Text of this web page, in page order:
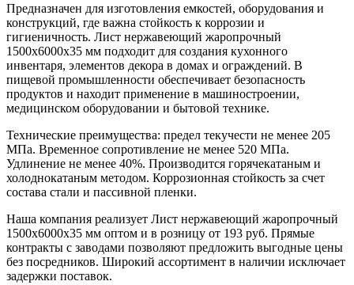
Предназначен для изготовления емкостей, оборудования и
конструкций, где важна стойкость к коррозии и
гигиеничность. Лист нержавеющий жаропрочный
1500х6000х35 мм подходит для создания кухонного
инвентаря, элементов декора в домах и ограждений. В
пищевой промышленности обеспечивает безопасность
продуктов и находит применение в машиностроении,
медицинском оборудовании и бытовой технике.
Технические преимущества: предел текучести не менее 205
МПа. Временное сопротивление не менее 520 МПа.
Удлинение не менее 40%. Производится горячекатаным и
холоднокатаным методом. Коррозионная стойкость за счет
состава стали и пассивной пленки.
Наша компания реализует Лист нержавеющий жаропрочный
1500х6000х35 мм оптом и в розницу от 193 руб. Прямые
контракты с заводами позволяют предложить выгодные цены
без посредников. Широкий ассортимент в наличии исключает
задержки поставок.